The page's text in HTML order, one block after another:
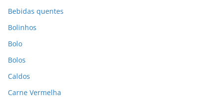
Bebidas quentes
Bolinhos
Bolo
Bolos
Caldos
Carne Vermelha